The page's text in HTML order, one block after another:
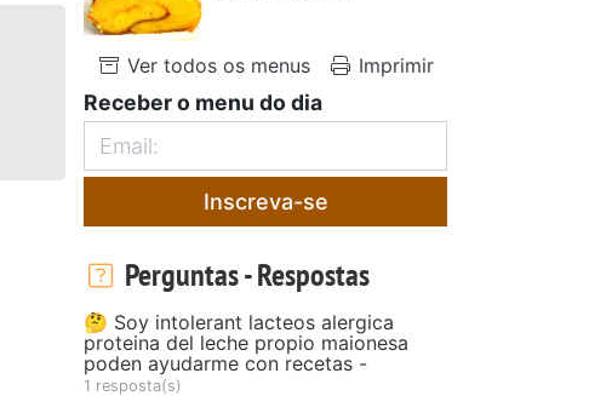
Ver todos os menus Imprimir
Receber o menu do dia
Inscreva-se
Perguntas - Respostas
🤔 Soy intolerant lacteos alergica
proteina del leche propio maionesa
poden ayudarme con recetas -
1 resposta(s)